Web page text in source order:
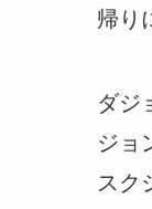
帰り
ダジ
ジョ
スク